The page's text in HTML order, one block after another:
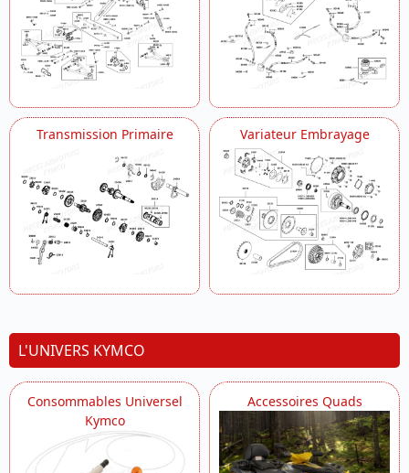
Transmission Primaire Variateur Embrayage
L'UNIVERS KYMCO
Consommables Universel
Kymco
Accessoires Quads